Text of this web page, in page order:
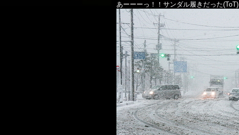
あーーーっ！！サンダル履きだった(ToT)